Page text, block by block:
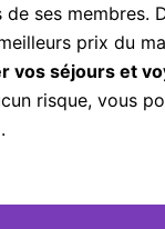
ses
prix du
vos séjours et
risque, vous